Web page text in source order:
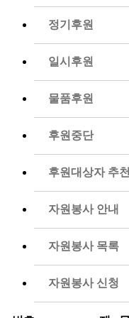
정기후원
일시후원
물품후원
후원중단
후원대상자 추천
자원봉사 안내
자원봉사 목록
자원봉사 신청